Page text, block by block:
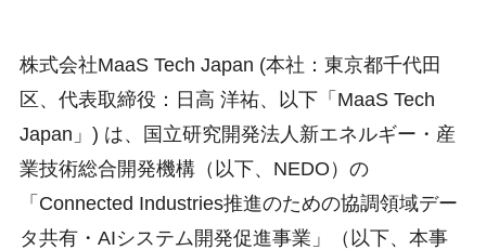
株式会社MaaS Tech Japan (本社：東京都千代田
区、代表取締役：日高 洋祐、以下「MaaS Tech
Japan」) は、国立研究開発法人新エネルギー・産
業技術総合開発機構（以下、NEDO）の
「Connected Industries推進のための協調領域デー
タ共有・AIシステム開発促進事業」（以下、本事